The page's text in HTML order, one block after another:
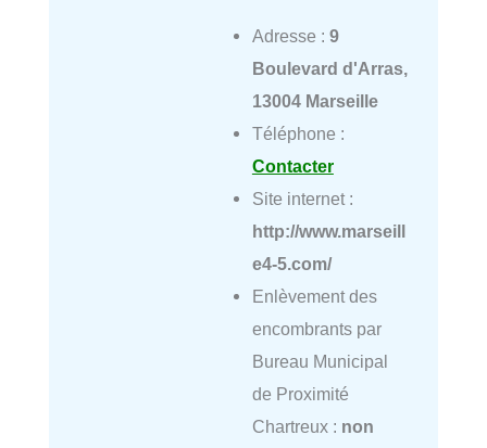
Adresse : 9
Boulevard d'Arras,
13004 Marseille
Téléphone :
Contacter
Site internet :
http://www.marseill
e4-5.com/
Enlèvement des
encombrants par
Bureau Municipal
de Proximité
Chartreux : non